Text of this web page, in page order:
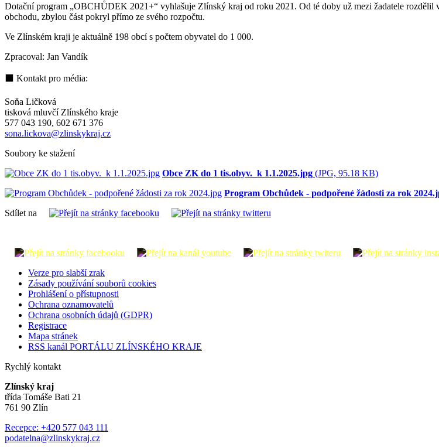
Dotační program „OBCHŮDEK 2021+“ vyhlašuje Zlínský kraj od roku 2021. Od té doby už mezi žadatele
obchodu, zbylou část pokryl přímo ze svého rozpočtu.
Ve Zlínském kraji je aktuálně 198 obcí s počtem obyvatel do 1 000.
Zpracoval: Jan Vandík
⬛ Kontakt pro média:
Soňa Ličková
tisková mluvčí Zlínského kraje
577 043 190, 602 671 376
sona.lickova@zlinskykraj.cz
Soubory ke stažení
Obce ZK do 1 tis.obyv._k 1.1.2025.jpg (JPG, 95.18 KB)
Program Obchůdek - podpořené žádosti za rok
Sdílet na
Verze pro slabší zrak
Zásady používání souborů cookies
Prohlášení o přístupnosti
Ochrana oznamovatelů
Ochrana osobních údajů (GDPR)
Registrace
Mapa stránek
RSS kanál PORTÁLU ZLÍNSKÉHO KRAJE
Rychlý kontakt
Zlínský kraj
třída Tomáše Bati 21
761 90 Zlín
Recepce: +420 577 043 111
podatelna@zlinskykraj.cz